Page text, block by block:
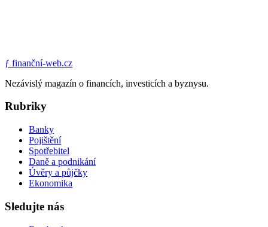
ƒ finanční-web.cz
Nezávislý magazín o financích, investicích a byznysu.
Rubriky
Banky
Pojištění
Spotřebitel
Daně a podnikání
Úvěry a půjčky
Ekonomika
Sledujte nás